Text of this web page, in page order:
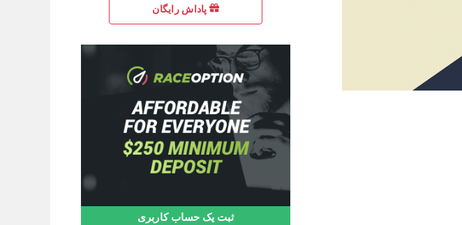
پاداش رایگان
ثبت یک حساب کاربری